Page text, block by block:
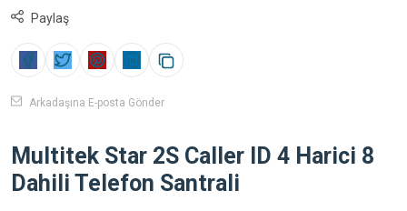
Paylaş
Arkadaşına E-posta Gönder
Multitek Star 2S Caller ID 4 Harici 8
Dahili Telefon Santrali